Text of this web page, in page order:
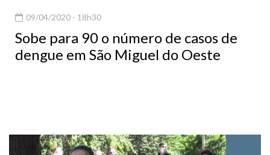
09/04/2020 - 18h30
Sobe para 90 o número de casos de
dengue em São Miguel do Oeste